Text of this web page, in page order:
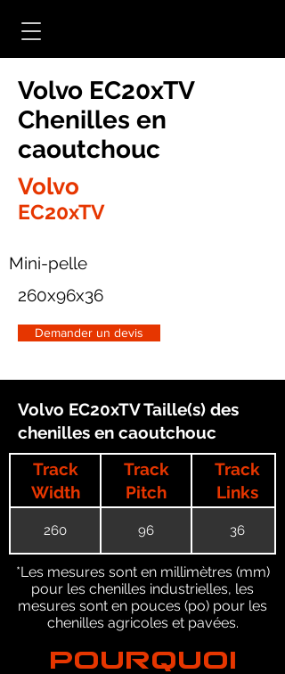
Volvo EC20xTV
Chenilles en
caoutchouc
Volvo
EC20xTV
Mini-pelle
260x96x36
Demander un devis
Volvo EC20xTV Taille(s) des
chenilles en caoutchouc
Track
Width
Track
Pitch
Track
Links
260 96 36
*Les mesures sont en millimètres (mm)
pour les chenilles industrielles, les
mesures sont en pouces (po) pour les
chenilles agricoles et pavées.
POURQUOI